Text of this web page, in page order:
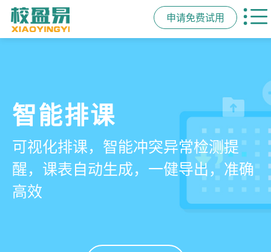
申请免费试用
管学校，用校盈易
培训机构教务管理系
统
有效提升运营管理效率45%
智能排课
可视化排课，智能冲突异常检测提
醒，课表自动生成，一健导出，准确
高效
课时统计
学员签到同步扣减课时，老师带课量
自动统计、汇总，数据清晰可查免扯
皮
家校互动
一部手机链接教师、学员、家长，沟
通互动零距离，服务贴心铸口碑促续
费